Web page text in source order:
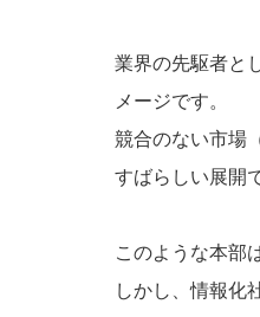
業界の先駆者と
メージです。
競合のない市場
すばらしい展開
このような本部
しかし、情報化